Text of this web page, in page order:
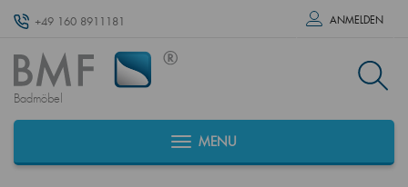
+49 160 8911181 ANMELDEN
Badmöbel
MENU